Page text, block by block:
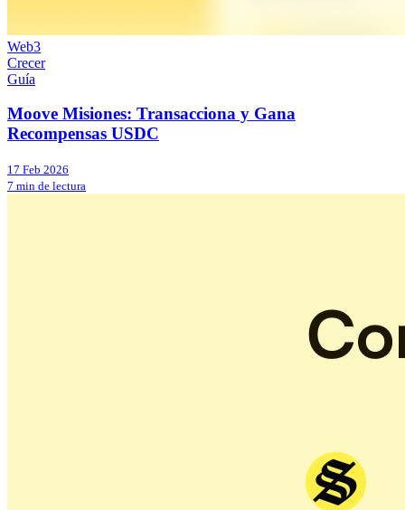
Web3
Crecer
Guía
Moove Misiones: Transacciona y Gana
Recompensas USDC
17 Feb 2026
7 min de lectura